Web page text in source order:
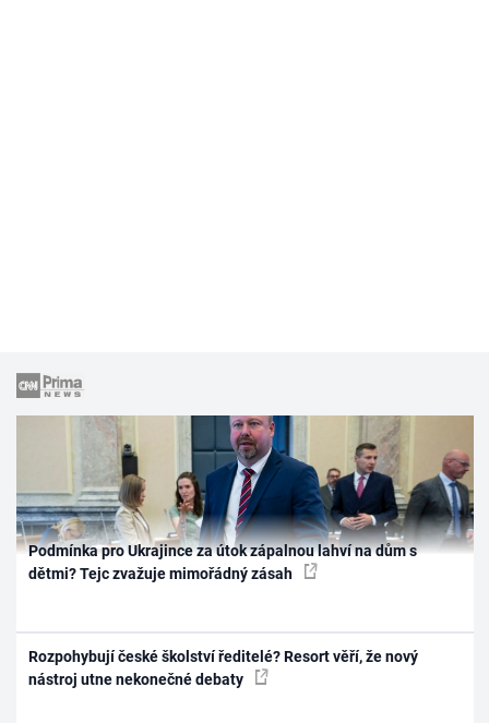
Podmínka pro Ukrajince za útok zápalnou lahví na dům s
dětmi? Tejc zvažuje mimořádný zásah
Rozpohybují české školství ředitelé? Resort věří, že nový
nástroj utne nekonečné debaty